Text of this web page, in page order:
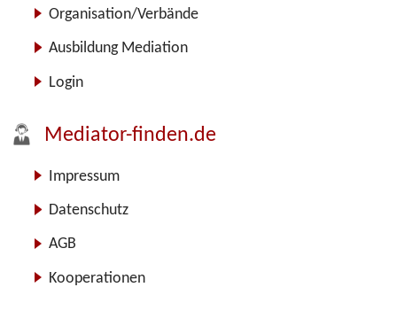
Organisation/Verbände
Ausbildung Mediation
Login
Mediator-finden.de
Impressum
Datenschutz
AGB
Kooperationen